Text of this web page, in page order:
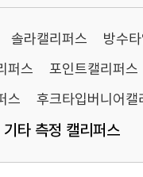
솔라캘리퍼스 방수
퍼스 포인트캘리퍼스
스 후크타입버니어캘
기타 측정 캘리퍼스